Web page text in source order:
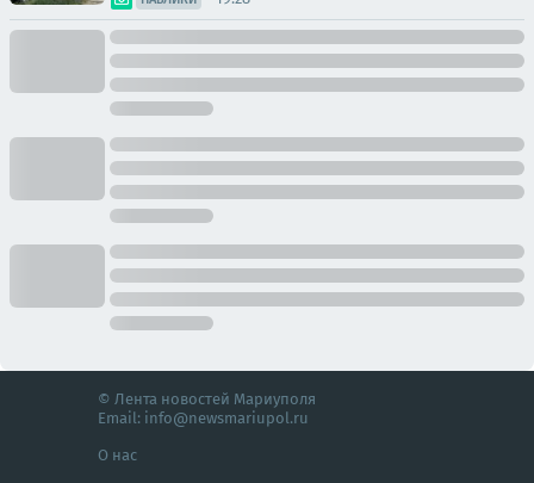
© Лента новостей Мариуполя
Email: info@newsmariupol.ru
О нас